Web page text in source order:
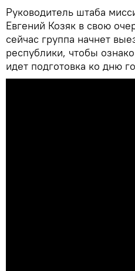
Руководитель штаба
Евгений Козяк в свою
сейчас группа начнет
республики, чтобы
идет подготовка ко дню